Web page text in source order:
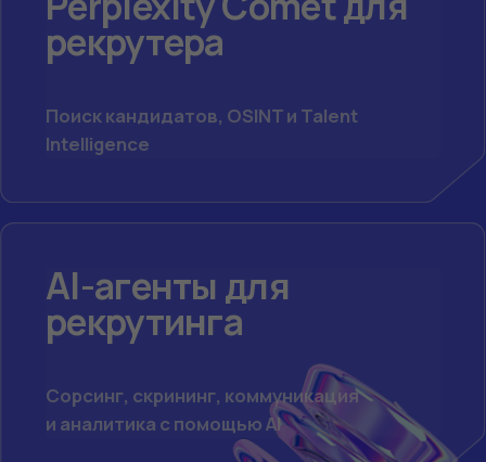
ПОДОЙДЕТ
КУРС
Рекрутерам
Поиск, оценка и коммуникация
с кандидатами через A